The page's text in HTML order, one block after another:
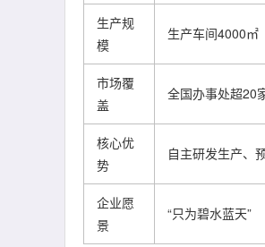
生产规
模
生产车间4000㎡
市场覆
盖
全国办事处超20
核心优
势
自主研发生产、
企业愿
景
“只为碧水蓝天”